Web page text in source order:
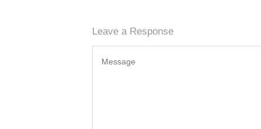
Leave a Response